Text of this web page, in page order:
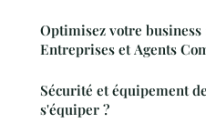
Optimisez votre
Entreprises et Agents
Sécurité et équipement
s'équiper ?